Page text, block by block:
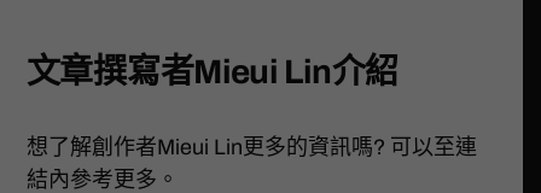
文章撰寫者Mieui Lin介紹
想了解創作者Mieui Lin更多的資訊嗎? 可以至連
結內參考更多。